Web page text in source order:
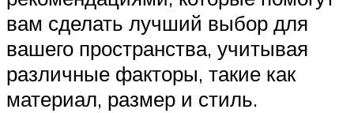
вам сделать лучший выбор для
вашего пространства, учитывая
различные факторы, такие как
материал, размер и стиль.